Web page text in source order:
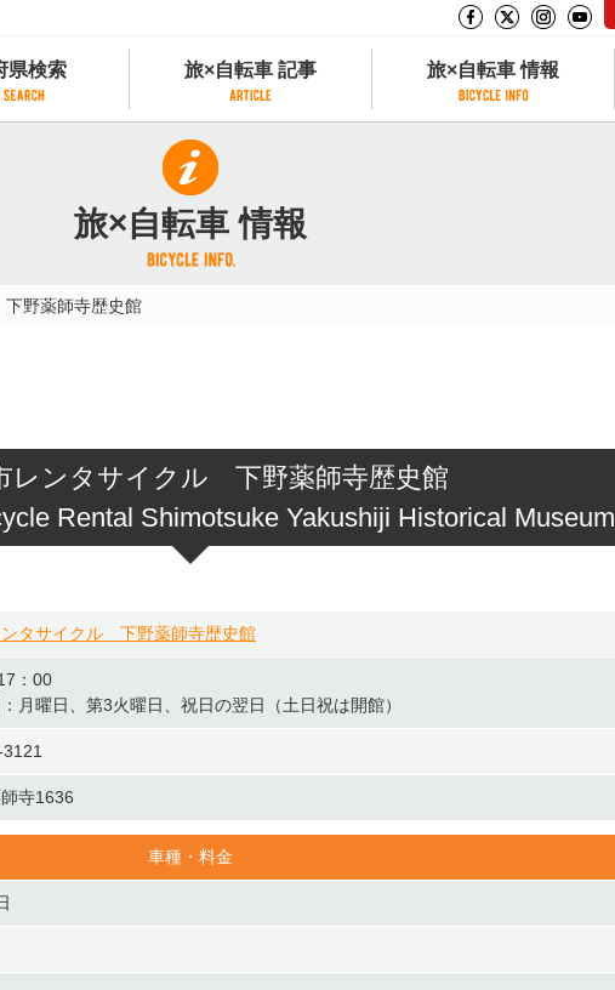
県検索
ング情報
ンキング
旅×自転車 記事
旅×自転車 記事
記事一覧
カテゴリから探す
タグから探す
旅×自転車 情報
サイクリストにやさしい宿
サイクルトレイン
タンデム自転車があるレンタサイクル
旅×自転車 情報
野薬師寺歴史館
レンタサイクル 下野薬師寺歴史館
Rental Shimotsuke Yakushiji Historical Museum
タサイクル 下野薬師寺歴史館
：00
月曜日、第3火曜日、祝日の翌日（土日祝は開館）
寺1636
車種・料金